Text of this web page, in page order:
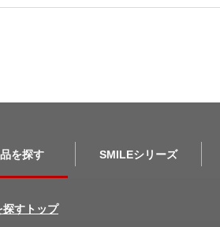
を探す SMILEシリーズ
探すトップ